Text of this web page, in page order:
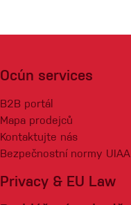
Ocún services
B2B portál
Mapa prodejců
Kontaktujte nás
Bezpečnostní normy UIAA
Privacy & EU Law